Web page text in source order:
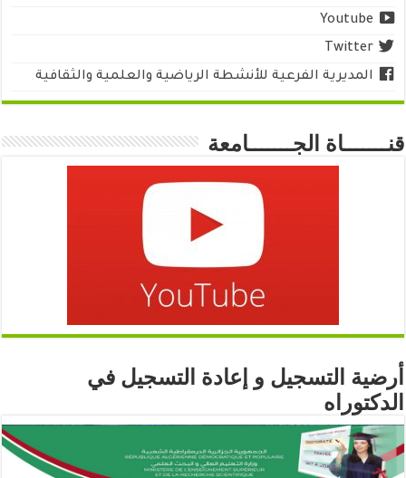
Youtube
Twitter
المديرية الفرعية للأنشطة الرياضية والعلمية والثقافية
قنـــــــاة الجـــــــامعة
أرضية التسجيل و إعادة التسجيل في
الدكتوراه